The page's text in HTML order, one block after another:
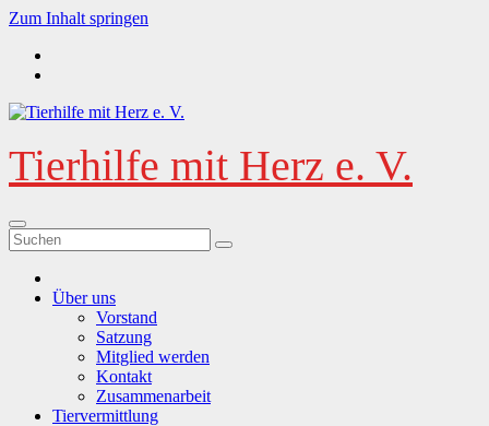
Zum Inhalt springen
Tierhilfe mit Herz e. V.
Über uns
Vorstand
Satzung
Mitglied werden
Kontakt
Zusammenarbeit
Tiervermittlung